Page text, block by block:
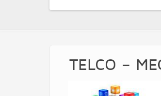
TELCO –